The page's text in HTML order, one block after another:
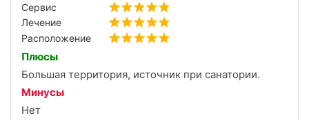
Сервис
Лечение
Расположение
Плюсы
Большая территория, источник при санатории.
Минусы
Нет